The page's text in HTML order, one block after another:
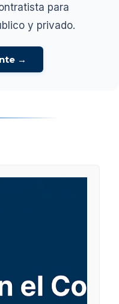
para
y privado.
→